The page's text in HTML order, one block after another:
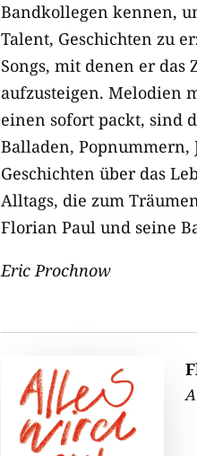
Bandkollegen kennen,
Talent, Geschichten zu
Songs, mit denen er das
aufzusteigen. Melodien
einen sofort packt, sind
Balladen, Popnummern,
Geschichten über das
Alltags, die zum
Florian Paul und seine
Eric Prochnow